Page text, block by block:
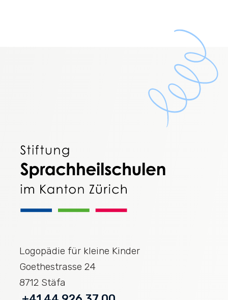
Startseite
Logopädie für kleine Kinder
Goethestrasse 24
8712 Stäfa